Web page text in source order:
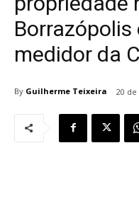
medidor da
By Guilherme Teixeira 20 de